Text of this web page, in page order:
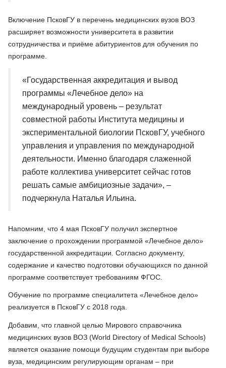
Включение ПсковГУ в перечень медицинских вузов ВОЗ
расширяет возможности университета в развитии
сотрудничества и приёме абитуриентов для обучения по
программе.
«Государственная аккредитация и вывод
программы «Лечебное дело» на
международный уровень – результат
совместной работы Института медицины и
экспериментальной биологии ПсковГУ, учебного
управления и управления по международной
деятельности. Именно благодаря слаженной
работе коллектива университет сейчас готов
решать самые амбициозные задачи», –
подчеркнула Наталья Ильина.
Напомним, что 4 мая ПсковГУ получил экспертное
заключение о прохождении программой «Лечебное дело»
государственной аккредитации. Согласно документу,
содержание и качество подготовки обучающихся по данной
программе соответствует требованиям ФГОС.
Обучение по программе специалитета «Лечебное дело»
реализуется в ПсковГУ с 2018 года.
Добавим, что главной целью Мирового справочника
медицинских вузов ВОЗ (World Directory of Medical Schools)
является оказание помощи будущим студентам при выборе
вуза, медицинским регулирующим органам – при